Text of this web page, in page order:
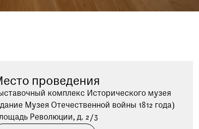
проведения
комплекс Исторического музея
Музея Отечественной войны 1812 года)
Революции, д. 2/3